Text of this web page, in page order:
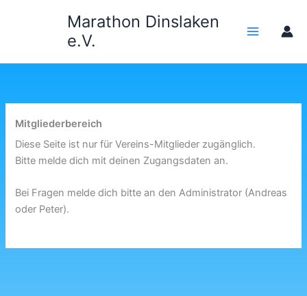
Marathon Dinslaken
e.V.
Mitgliederbereich
Diese Seite ist nur für Vereins-Mitglieder zugänglich.
Bitte melde dich mit deinen Zugangsdaten an.
Bei Fragen melde dich bitte an den Administrator (Andreas
oder Peter).